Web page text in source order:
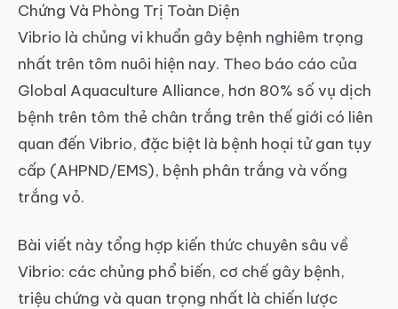
Chứng Và Phòng Trị Toàn Diện
Vibrio là chủng vi khuẩn gây bệnh nghiêm trọng
nhất trên tôm nuôi hiện nay. Theo báo cáo của
Global Aquaculture Alliance, hơn 80% số vụ dịch
bệnh trên tôm thẻ chân trắng trên thế giới có liên
quan đến Vibrio, đặc biệt là bệnh hoại tử gan tụy
cấp (AHPND/EMS), bệnh phân trắng và vống
trắng vỏ.
Bài viết này tổng hợp kiến thức chuyên sâu về
Vibrio: các chủng phổ biến, cơ chế gây bệnh,
triệu chứng và quan trọng nhất là chiến lược